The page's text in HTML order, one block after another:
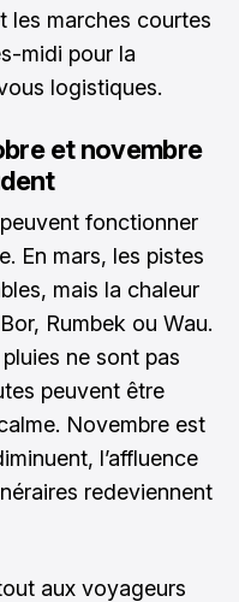
les marches courtes
midi pour la
logistiques.
et novembre
fonctionner
En mars, les pistes
mais la chaleur
Rumbek ou Wau.
ne sont pas
peuvent être
Novembre est
l’affluence
redeviennent
aux voyageurs